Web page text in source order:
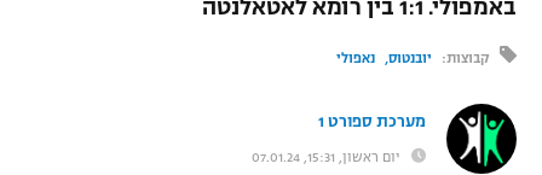
ברחבה
"מעל הליגה" – פודקאסט
הפועל באר שבע
בני יהודה
ליגה ברזילאית
ליגות נוספות
ספורט אולימפי
UFC
באמפולי. 1:1 בין רומא לאטאלנטה
קבוצות: יובנטוס נאפולי
מערכת ספורט 1
יום ראשון, 15:31, 07.01.24